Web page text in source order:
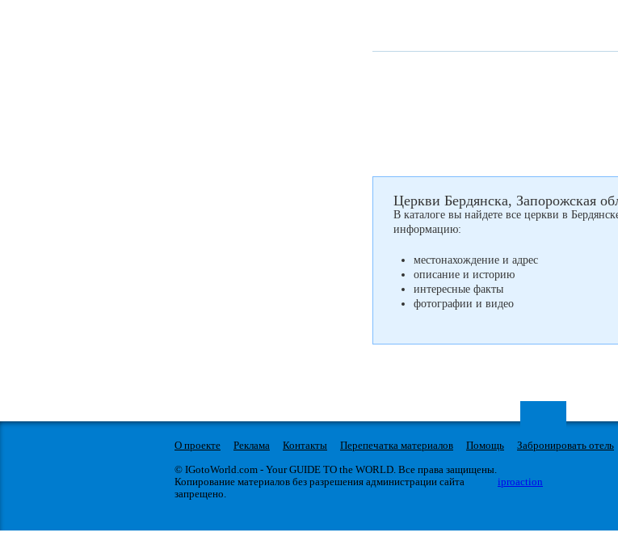
Церкви Бердянска, Запорожская
В каталоге вы найдете все церкви в
информацию:
местонахождение и адрес
описание и историю
интересные факты
фотографии и видео
О проекте Реклама Контакты Перепечатка материалов Помощь
Забронировать отель
© IGotoWorld.com - Your GUIDE TO the WORLD. Все права защищены.
Копирование материалов без разрешения администрации сайта
запрещено.
iproaction